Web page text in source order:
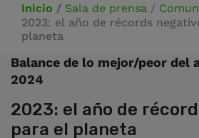
Inicio / Sala de prensa /
2023: el año de récords
planeta
Balance de lo mejor/peor del
2024
2023: el año de
para el planeta